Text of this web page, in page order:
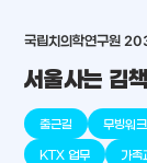
국립치의학연구원
서울사는 김
출근길 무빙워
KTX 업무 가족